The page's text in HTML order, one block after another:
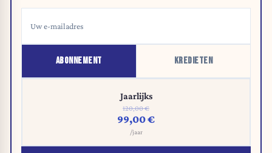
ABONNEMENT KREDIETEN
Jaarlijks
120,00 €
99,00 €
/jaar